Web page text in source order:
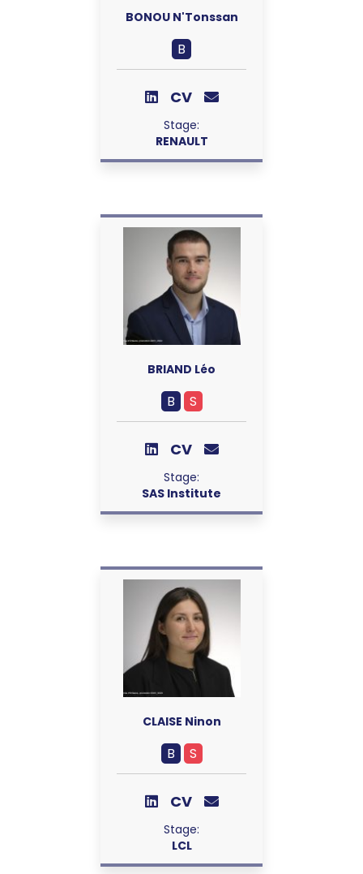
BONOU N'Tonssan
B
CV
Stage:
RENAULT
BRIAND Léo
B S
CV
Stage:
SAS Institute
CLAISE Ninon
B S
CV
Stage:
LCL